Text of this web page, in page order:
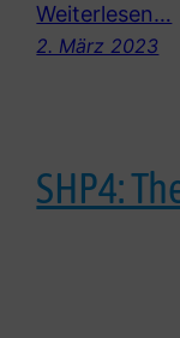
Weiterlesen…
2. März 2023
SHP4: